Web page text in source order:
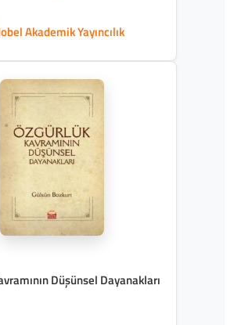
Akademik Yayıncılık
Düşünsel Dayanakları